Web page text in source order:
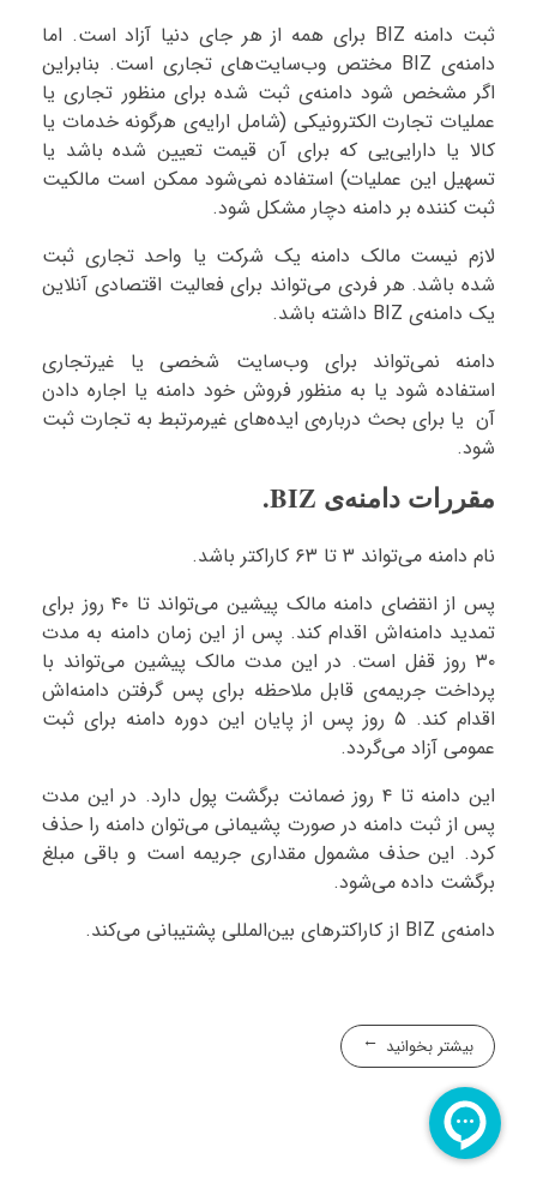
ثبت دامنه BIZ برای همه از هر جای دنیا آزاد است. اما
دامنه‌ی BIZ مختص وب‌سایت‌های تجاری است. بنابراین
اگر مشخص شود دامنه‌ی ثبت شده برای منظور تجاری یا
عملیات تجارت الکترونیکی (شامل ارایه‌ی هرگونه خدمات یا
کالا یا دارایی‌یی که برای آن قیمت تعیین شده باشد یا
تسهیل این عملیات) استفاده نمی‌شود ممکن است مالکیت
ثبت کننده بر دامنه دچار مشکل شود.
لازم نیست مالک دامنه یک شرکت یا واحد تجاری ثبت
شده باشد. هر فردی می‌تواند برای فعالیت اقتصادی آنلاین
یک دامنه‌ی BIZ داشته باشد.
دامنه نمی‌تواند برای وب‌سایت شخصی یا غیرتجاری
استفاده شود یا به منظور فروش خود دامنه یا اجاره دادن
آن یا برای بحث درباره‌ی ایده‌های غیرمرتبط به تجارت ثبت
شود.
مقررات دامنه‌ی BIZ.
نام دامنه می‌تواند ۳ تا ۶۳ کاراکتر باشد.
پس از انقضای دامنه مالک پیشین می‌تواند تا ۴۰ روز برای
تمدید دامنه‌اش اقدام کند. پس از این زمان دامنه به مدت
۳۰ روز قفل است. در این مدت مالک پیشین می‌تواند با
پرداخت جریمه‌ی قابل ملاحظه برای پس گرفتن دامنه‌اش
اقدام کند. ۵ روز پس از پایان این دوره دامنه برای ثبت
عمومی آزاد می‌گردد.
این دامنه تا ۴ روز ضمانت برگشت پول دارد. در این مدت
پس از ثبت دامنه در صورت پشیمانی می‌توان دامنه را حذف
کرد. این حذف مشمول مقداری جریمه است و باقی مبلغ
برگشت داده می‌شود.
دامنه‌ی BIZ از کاراکترهای بین‌المللی پشتیبانی می‌کند.
بیشتر بخوانید